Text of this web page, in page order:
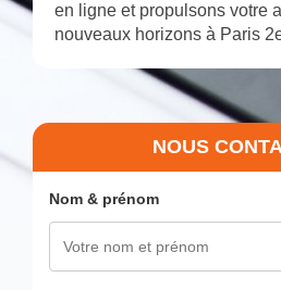
en ligne et propulsons votre
nouveaux horizons à Paris
NOUS
Nom & prénom